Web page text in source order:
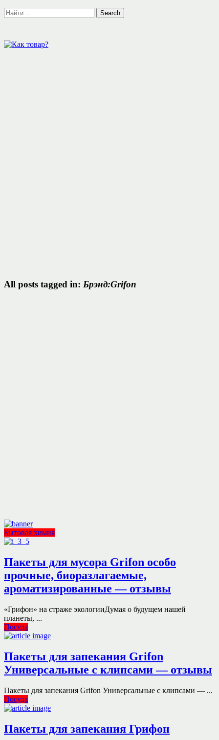
All posts tagged in: Брэнд:Grifon
Бытовая химия
Пакеты для мусора Grifon особо
прочные, биоразлагаемые,
ароматизированные — отзывы
«Грифон» на страже экологииДумая о будущем нашей
планеты, ...
Посуда
Пакеты для запекания Grifon
Универсальные с клипсами — отзывы
Пакеты для запекания Grifon Универсальные с клипсами — ...
Посуда
Пакеты для запекания Грифон